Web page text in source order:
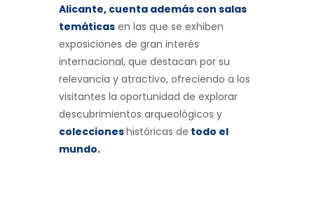
Alicante, cuenta además con salas
temáticas en las que se exhiben
exposiciones de gran interés
internacional, que destacan por su
relevancia y atractivo, ofreciendo a los
visitantes la oportunidad de explorar
descubrimientos arqueológicos y
coleccioneshistóricas de todo el
mundo.